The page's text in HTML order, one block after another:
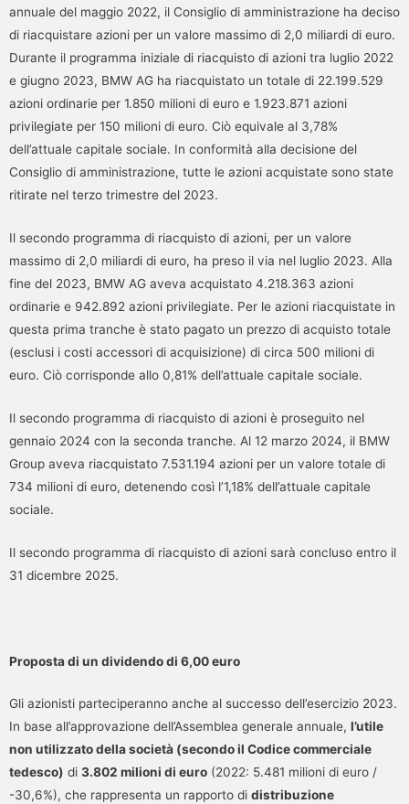
annuale del maggio 2022, il Consiglio di amministrazione ha deciso
di riacquistare azioni per un valore massimo di 2,0 miliardi di euro.
Durante il programma iniziale di riacquisto di azioni tra luglio 2022
e giugno 2023, BMW AG ha riacquistato un totale di 22.199.529
azioni ordinarie per 1.850 milioni di euro e 1.923.871 azioni
privilegiate per 150 milioni di euro. Ciò equivale al 3,78%
dell’attuale capitale sociale. In conformità alla decisione del
Consiglio di amministrazione, tutte le azioni acquistate sono state
ritirate nel terzo trimestre del 2023.
Il secondo programma di riacquisto di azioni, per un valore
massimo di 2,0 miliardi di euro, ha preso il via nel luglio 2023. Alla
fine del 2023, BMW AG aveva acquistato 4.218.363 azioni
ordinarie e 942.892 azioni privilegiate. Per le azioni riacquistate in
questa prima tranche è stato pagato un prezzo di acquisto totale
(esclusi i costi accessori di acquisizione) di circa 500 milioni di
euro. Ciò corrisponde allo 0,81% dell’attuale capitale sociale.
Il secondo programma di riacquisto di azioni è proseguito nel
gennaio 2024 con la seconda tranche. Al 12 marzo 2024, il BMW
Group aveva riacquistato 7.531.194 azioni per un valore totale di
734 milioni di euro, detenendo così l’1,18% dell’attuale capitale
sociale.
Il secondo programma di riacquisto di azioni sarà concluso entro il
31 dicembre 2025.
Proposta di un dividendo di 6,00 euro
Gli azionisti parteciperanno anche al successo dell’esercizio 2023.
In base all’approvazione dell’Assemblea generale annuale, l’utile
non utilizzato della società (secondo il Codice commerciale
tedesco) di 3.802 milioni di euro (2022: 5.481 milioni di euro /
-30,6%), che rappresenta un rapporto di distribuzione